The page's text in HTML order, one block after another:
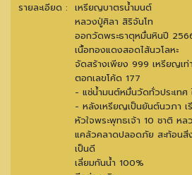
รายละเอียด : เหรียญบาตรน้ำมนต์
หลวงปู่ศิลา สิริจันโท
ออกวัดพระธาตุหมื่นหินปี
เนื้อทองแดงสอดไส้นวโลหะ
จัดสร้างเพียง 999 เหรียญเท่
ตอกเลขโค้ด 177
- แช่น้ำมนต์หมื่นวัดทั่วประเทศ
- หลังเหรียญเป็นยันต์นวภา เ
หัวใจพระพุทธเจ้า 10 ชาติ ห
แคล้วคลาดปลอดภัย สะท้อนสิ่
เป็นดี
เลี่ยมกันน้ำ 100%